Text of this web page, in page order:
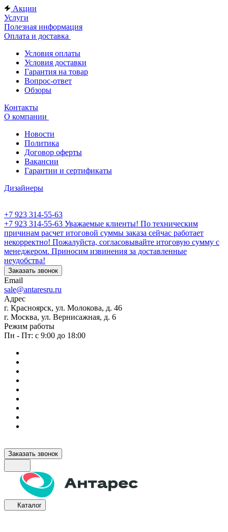
Акции
Услуги
Полезная информация
Оплата и доставка
Условия оплаты
Условия доставки
Гарантия на товар
Вопрос-ответ
Обзоры
Контакты
О компании
Новости
Политика
Договор оферты
Вакансии
Гарантии и сертификаты
Дизайнеры
+7 923 314-55-63
+7 923 314-55-63 Уважаемые клиенты! По техническим
причинам расчет итоговой суммы заказа сейчас работает
некорректно! Пожалуйста, согласовывайте итоговую сумму с
менеджером. Приносим извинения за доставленные
неудобства!
Заказать звонок
Email
sale@antaresru.ru
Адрес
г. Красноярск, ул. Молокова, д. 46
г. Москва, ул. Вернисажная, д. 6
Режим работы
Пн - Пт: с 9:00 до 18:00
Заказать звонок
Каталог